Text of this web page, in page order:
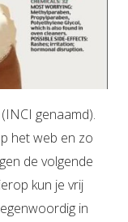
genaamd).
het web en zo
de volgende
kun je vrij
in